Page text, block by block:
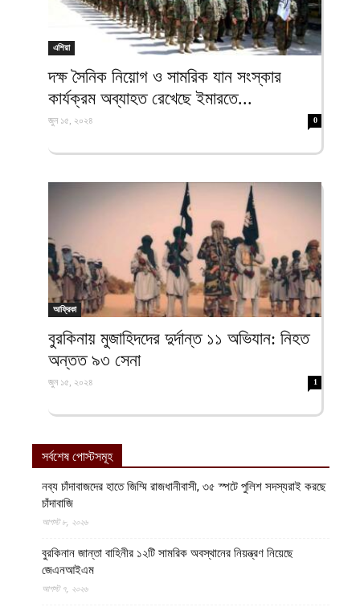
এশিয়া
দক্ষ সৈনিক নিয়োগ ও সামরিক যান সংস্কার
কার্যক্রম অব্যাহত রেখেছে ইমারতে...
জুন ১৫, ২০২৪ 0
আফ্রিকা
বুরকিনায় মুজাহিদদের দুর্দান্ত ১১ অভিযান: নিহত
অন্তত ৯৩ সেনা
জুন ১৫, ২০২৪ 1
সর্বশেষ পোস্টসমূহ
নব্য চাঁদাবাজদের হাতে জিম্মি রাজধানীবাসী, ৩৫ স্পটে পুলিশ সদস্যরাই করছে
চাঁদাবাজি
আগস্ট ৮, ২০২৬
বুরকিনান জান্তা বাহিনীর ১২টি সামরিক অবস্থানের নিয়ন্ত্রণ নিয়েছে
জেএনআইএম
আগস্ট ৭, ২০২৬